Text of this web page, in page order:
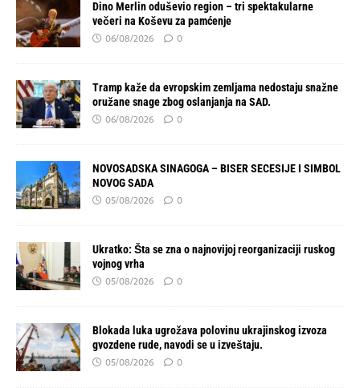
Dino Merlin oduševio region – tri spektakularne
večeri na Koševu za pamćenje
06/08/2026 0
Tramp kaže da evropskim zemljama nedostaju snažne
oružane snage zbog oslanjanja na SAD.
06/08/2026 0
NOVOSADSKA SINAGOGA – BISER SECESIJE I SIMBOL
NOVOG SADA
05/08/2026 0
Ukratko: Šta se zna o najnovijoj reorganizaciji ruskog
vojnog vrha
05/08/2026 0
Blokada luka ugrožava polovinu ukrajinskog izvoza
gvozdene rude, navodi se u izveštaju.
05/08/2026 0